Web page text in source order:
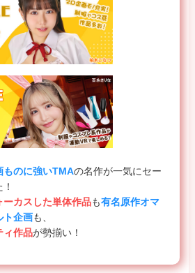
ものに強いTMAの名作が一気にセー
ーカスした単体作品も有名原作オマ
ト企画も、
ィ作品が勢揃い！